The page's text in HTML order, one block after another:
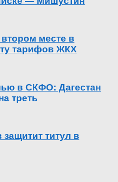
месте в
тарифов ЖКХ
в СКФО: Дагестан
треть
титул в